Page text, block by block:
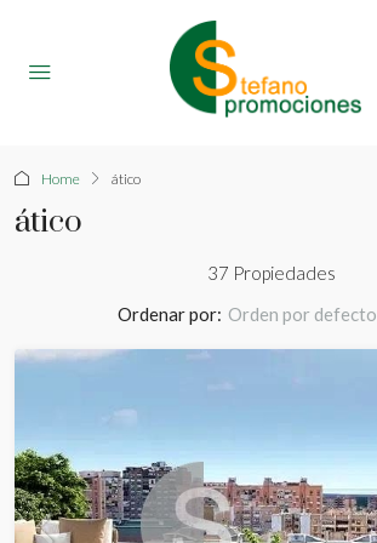
Home ático
ático
37 Propiedades
Ordenar por: Orden por defecto